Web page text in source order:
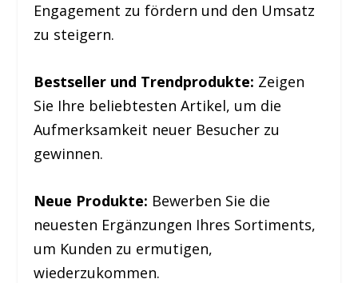
Engagement zu fördern und den Umsatz
zu steigern.
Bestseller und Trendprodukte: Zeigen
Sie Ihre beliebtesten Artikel, um die
Aufmerksamkeit neuer Besucher zu
gewinnen.
Neue Produkte: Bewerben Sie die
neuesten Ergänzungen Ihres Sortiments,
um Kunden zu ermutigen,
wiederzukommen.